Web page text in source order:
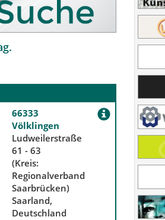
66333
Völklingen
Ludweilerstraße
61 - 63
(Kreis:
Regionalverband
Saarbrücken)
Saarland,
Deutschland